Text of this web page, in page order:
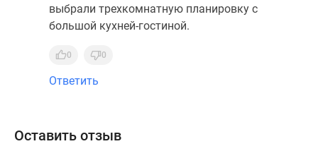
выбрали трехкомнатную планировку с
большой кухней-гостиной.
0 0
Ответить
Оставить отзыв